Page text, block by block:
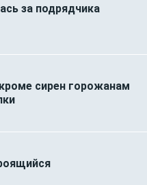
за подрядчика
сирен горожанам